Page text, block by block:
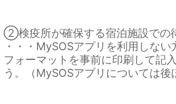
②検疫所が確保する宿泊施設での
・・・MySOSアプリを利用しな
フォーマットを事前に印刷して記
う。（MySOSアプリについては後